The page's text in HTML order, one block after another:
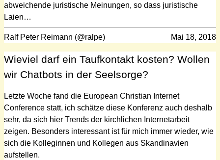
abweichende juristische Meinungen, so dass juristische
Laien…
Ralf Peter Reimann (@ralpe) Mai 18, 2018
Wieviel darf ein Taufkontakt kosten? Wollen
wir Chatbots in der Seelsorge?
Letzte Woche fand die European Christian Internet
Conference statt, ich schätze diese Konferenz auch deshalb
sehr, da sich hier Trends der kirchlichen Internetarbeit
zeigen. Besonders interessant ist für mich immer wieder, wie
sich die Kolleginnen und Kollegen aus Skandinavien
aufstellen.